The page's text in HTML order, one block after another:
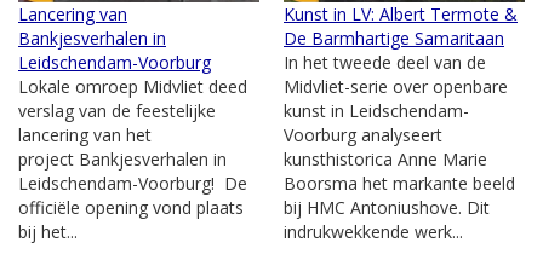
Lancering van
Bankjesverhalen in
Leidschendam-Voorburg
Lokale omroep Midvliet deed
verslag van de feestelijke
lancering van het
project Bankjesverhalen in
Leidschendam-Voorburg! De
officiële opening vond plaats
bij het...
Kunst in LV: Albert Termote &
De Barmhartige Samaritaan
In het tweede deel van de
Midvliet-serie over openbare
kunst in Leidschendam-
Voorburg analyseert
kunsthistorica Anne Marie
Boorsma het markante beeld
bij HMC Antoniushove. Dit
indrukwekkende werk...